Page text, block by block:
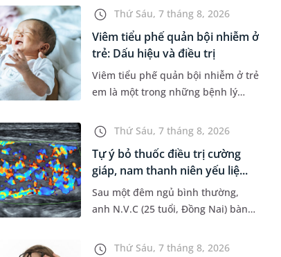
đối của khuôn mặt. Do đó, cần khắc
phục sớm tình trạng này để...
Thứ Sáu, 7 tháng 8, 2026
Viêm tiểu phế quản bội nhiễm ở
trẻ: Dấu hiệu và điều trị
Viêm tiểu phế quản bội nhiễm ở trẻ
em là một trong những bệnh lý
bùng phát vào thời điểm giao mùa.
Khi những tổn thương ban đầ...
Thứ Sáu, 7 tháng 8, 2026
Tự ý bỏ thuốc điều trị cường
giáp, nam thanh niên yếu liệ...
Sau một đêm ngủ bình thường,
anh N.V.C (25 tuổi, Đồng Nai) bàng
không thể vận động đi lại được. Kết
Thứ Sáu, 7 tháng 8, 2026